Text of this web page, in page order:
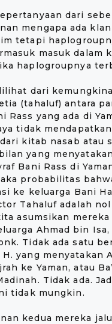
dari
mengapa ada
tetapi
masuk dalam
haplogroupnya
dari
(tahaluf) antara
Rass yang ada di
tidak
kitab nasab atau
yang
Bani Rass di
probabilitas
ke keluarga Bani
Tahaluf adalah
asumsikan
Ahmad bin Isa,
Tidak ada satu
yang menyatakan
ke Yaman, atau
Tidak ada.
tidak mungkin.
kedua mereka